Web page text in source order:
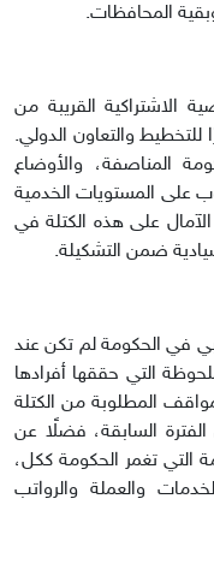
المحافظات.
الاشتراكية القريبة من
للتخطيط والتعاون الدولي.
المناصفة، والأوضاع
على المستويات الخدمية
على هذه الكتلة في
ضمن التشكيلة.
في الحكومة لم تكن عند
التي حققها أفرادها
المطلوبة من الكتلة
السابقة، فضلًا عن
التي تغمر الحكومة ككل،
والعملة والرواتب